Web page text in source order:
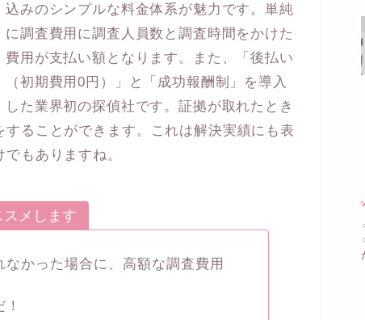
込みのシンプルな料金体系が魅力です。単純
に調査費用に調査人員数と調査時間をかけた
費用が支払い額となります。また、「後払い
（初期費用0円）」と「成功報酬制」を導入
した業界初の探偵社です。証拠が取れたとき
ることができます。これは解決実績にも表
もありますね。
メします
かった場合に、高額な調査費用